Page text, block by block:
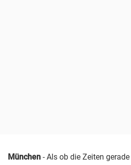
München - Als ob die Zeiten